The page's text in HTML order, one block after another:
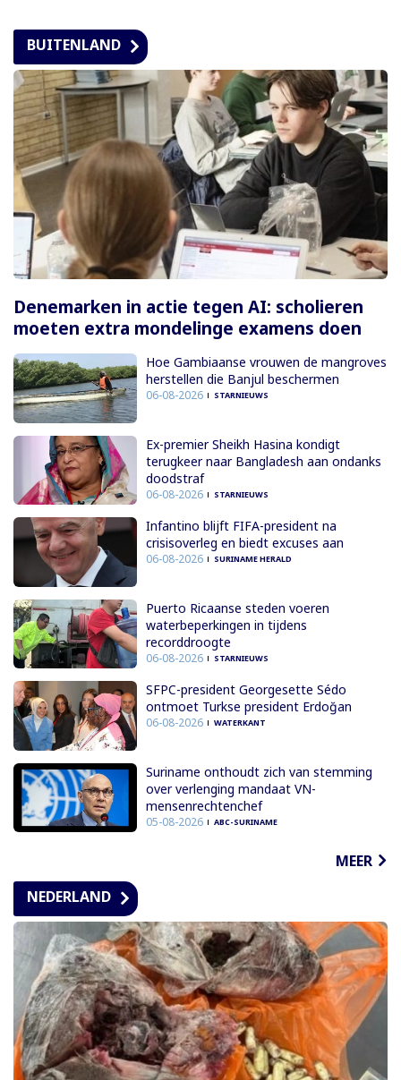
BUITENLAND
Denemarken in actie tegen AI: scholieren
moeten extra mondelinge examens doen
Hoe Gambiaanse vrouwen de mangroves
herstellen die Banjul beschermen
06-08-2026 STARNIEUWS
Ex-premier Sheikh Hasina kondigt
terugkeer naar Bangladesh aan ondanks
doodstraf
06-08-2026 STARNIEUWS
Infantino blijft FIFA-president na
crisisoverleg en biedt excuses aan
06-08-2026 SURINAME HERALD
Puerto Ricaanse steden voeren
waterbeperkingen in tijdens
recorddroogte
06-08-2026 STARNIEUWS
SFPC-president Georgesette Sédo
ontmoet Turkse president Erdoğan
06-08-2026 WATERKANT
Suriname onthoudt zich van stemming
over verlenging mandaat VN-
mensenrechtenchef
05-08-2026 ABC-SURINAME
MEER
NEDERLAND